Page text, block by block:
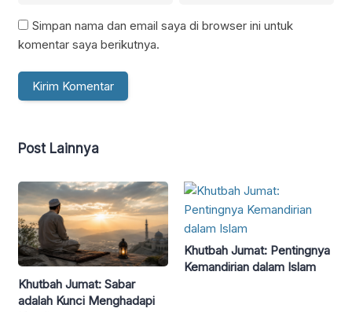
Simpan nama dan email saya di browser ini untuk
komentar saya berikutnya.
Post Lainnya
Khutbah Jumat: Sabar
adalah Kunci Menghadapi
Khutbah Jumat: Pentingnya
Kemandirian dalam Islam